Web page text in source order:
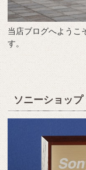
当店ブログへようこ
す。
ソニーショッ